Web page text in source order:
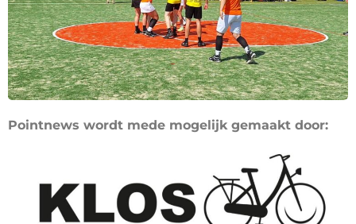
Pointnews wordt mede mogelijk gemaakt door: